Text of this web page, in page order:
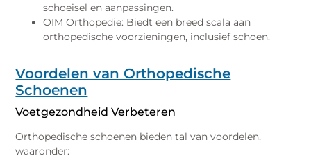
schoeisel en aanpassingen.
OIM Orthopedie: Biedt een breed scala aan
orthopedische voorzieningen, inclusief schoen.
Voordelen van Orthopedische
Schoenen
Voetgezondheid Verbeteren
Orthopedische schoenen bieden tal van voordelen,
waaronder: